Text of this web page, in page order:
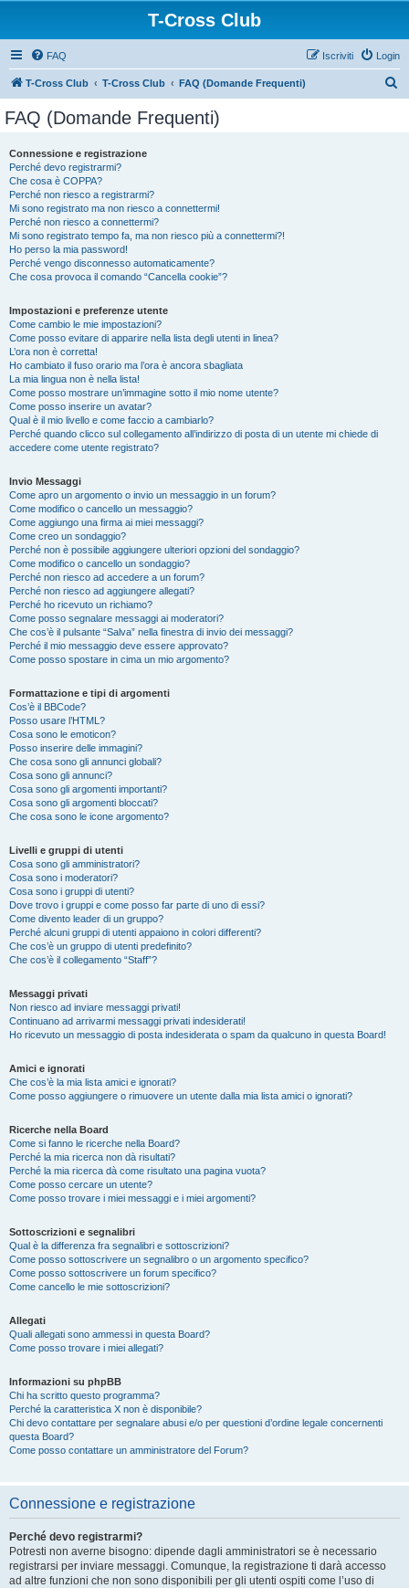
T-Cross Club
FAQ Login
Iscriviti
T-Cross Club T-Cross Club FAQ (Domande Frequenti)
FAQ (Domande Frequenti)
Connessione e registrazione
Perché devo registrarmi?
Che cosa è COPPA?
Perché non riesco a registrarmi?
Mi sono registrato ma non riesco a connettermi!
Perché non riesco a connettermi?
Mi sono registrato tempo fa, ma non riesco più a connettermi?!
Ho perso la mia password!
Perché vengo disconnesso automaticamente?
Che cosa provoca il comando “Cancella cookie”?
Impostazioni e preferenze utente
Come cambio le mie impostazioni?
Come posso evitare di apparire nella lista degli utenti in linea?
L’ora non è corretta!
Ho cambiato il fuso orario ma l’ora è ancora sbagliata
La mia lingua non è nella lista!
Come posso mostrare un’immagine sotto il mio nome utente?
Come posso inserire un avatar?
Qual è il mio livello e come faccio a cambiarlo?
Perché quando clicco sul collegamento all’indirizzo di posta di un utente mi chiede di
accedere come utente registrato?
Invio Messaggi
Come apro un argomento o invio un messaggio in un forum?
Come modifico o cancello un messaggio?
Come aggiungo una firma ai miei messaggi?
Come creo un sondaggio?
Perché non è possibile aggiungere ulteriori opzioni del sondaggio?
Come modifico o cancello un sondaggio?
Perché non riesco ad accedere a un forum?
Perché non riesco ad aggiungere allegati?
Perché ho ricevuto un richiamo?
Come posso segnalare messaggi ai moderatori?
Che cos’è il pulsante “Salva” nella finestra di invio dei messaggi?
Perché il mio messaggio deve essere approvato?
Come posso spostare in cima un mio argomento?
Formattazione e tipi di argomenti
Cos’è il BBCode?
Posso usare l’HTML?
Cosa sono le emoticon?
Posso inserire delle immagini?
Che cosa sono gli annunci globali?
Cosa sono gli annunci?
Cosa sono gli argomenti importanti?
Cosa sono gli argomenti bloccati?
Che cosa sono le icone argomento?
Livelli e gruppi di utenti
Cosa sono gli amministratori?
Cosa sono i moderatori?
Cosa sono i gruppi di utenti?
Dove trovo i gruppi e come posso far parte di uno di essi?
Come divento leader di un gruppo?
Perché alcuni gruppi di utenti appaiono in colori differenti?
Che cos’è un gruppo di utenti predefinito?
Che cos’è il collegamento “Staff”?
Messaggi privati
Non riesco ad inviare messaggi privati!
Continuano ad arrivarmi messaggi privati indesiderati!
Ho ricevuto un messaggio di posta indesiderata o spam da qualcuno in questa Board!
Amici e ignorati
Che cos’è la mia lista amici e ignorati?
Come posso aggiungere o rimuovere un utente dalla mia lista amici o ignorati?
Ricerche nella Board
Come si fanno le ricerche nella Board?
Perché la mia ricerca non dà risultati?
Perché la mia ricerca dà come risultato una pagina vuota?
Come posso cercare un utente?
Come posso trovare i miei messaggi e i miei argomenti?
Sottoscrizioni e segnalibri
Qual è la differenza fra segnalibri e sottoscrizioni?
Come posso sottoscrivere un segnalibro o un argomento specifico?
Come posso sottoscrivere un forum specifico?
Come cancello le mie sottoscrizioni?
Allegati
Quali allegati sono ammessi in questa Board?
Come posso trovare i miei allegati?
Informazioni su phpBB
Chi ha scritto questo programma?
Perché la caratteristica X non è disponibile?
Chi devo contattare per segnalare abusi e/o per questioni d’ordine legale concernenti
questa Board?
Come posso contattare un amministratore del Forum?
Connessione e registrazione
Perché devo registrarmi?
Potresti non averne bisogno: dipende dagli amministratori se è necessario
registrarsi per inviare messaggi. Comunque, la registrazione ti darà accesso
ad altre funzioni che non sono disponibili per gli utenti ospiti come l’uso di